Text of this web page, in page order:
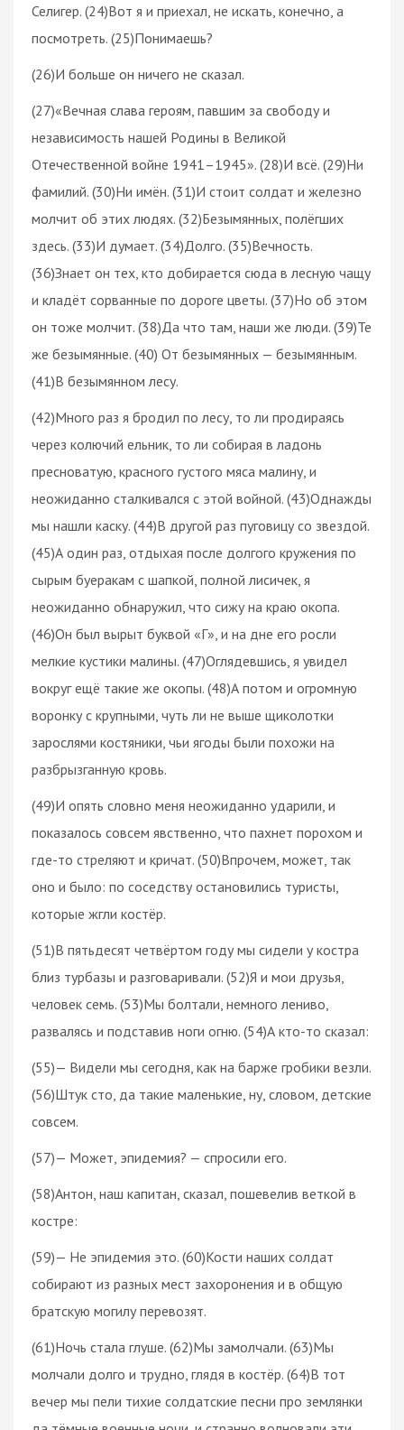
Селигер. (24)Вот я и приехал, не искать, конечно, а
посмотреть. (25)Понимаешь?
(26)И больше он ничего не сказал.
(27)«Вечная слава героям, павшим за свободу и
независимость нашей Родины в Великой
Отечественной войне 1941–1945». (28)И всё. (29)Ни
фамилий. (30)Ни имён. (31)И стоит солдат и железно
молчит об этих людях. (32)Безымянных, полёгших
здесь. (33)И думает. (34)Долго. (35)Вечность.
(36)Знает он тех, кто добирается сюда в лесную чащу
и кладёт сорванные по дороге цветы. (37)Но об этом
он тоже молчит. (38)Да что там, наши же люди. (39)Те
же безымянные. (40) От безымянных — безымянным.
(41)В безымянном лесу.
(42)Много раз я бродил по лесу, то ли продираясь
через колючий ельник, то ли собирая в ладонь
пресноватую, красного густого мяса малину, и
неожиданно сталкивался с этой войной. (43)Однажды
мы нашли каску. (44)В другой раз пуговицу со звездой.
(45)А один раз, отдыхая после долгого кружения по
сырым буеракам с шапкой, полной лисичек, я
неожиданно обнаружил, что сижу на краю окопа.
(46)Он был вырыт буквой «Г», и на дне его росли
мелкие кустики малины. (47)Оглядевшись, я увидел
вокруг ещё такие же окопы. (48)А потом и огромную
воронку с крупными, чуть ли не выше щиколотки
зарослями костяники, чьи ягоды были похожи на
разбрызганную кровь.
(49)И опять словно меня неожиданно ударили, и
показалось совсем явственно, что пахнет порохом и
где-то стреляют и кричат. (50)Впрочем, может, так
оно и было: по соседству остановились туристы,
которые жгли костёр.
(51)В пятьдесят четвёртом году мы сидели у костра
близ турбазы и разговаривали. (52)Я и мои друзья,
человек семь. (53)Мы болтали, немного лениво,
развалясь и подставив ноги огню. (54)А кто-то сказал:
(55)— Видели мы сегодня, как на барже гробики везли.
(56)Штук сто, да такие маленькие, ну, словом, детские
совсем.
(57)— Может, эпидемия? — спросили его.
(58)Антон, наш капитан, сказал, пошевелив веткой в
костре:
(59)— Не эпидемия это. (60)Кости наших солдат
собирают из разных мест захоронения и в общую
братскую могилу перевозят.
(61)Ночь стала глуше. (62)Мы замолчали. (63)Мы
молчали долго и трудно, глядя в костёр. (64)В тот
вечер мы пели тихие солдатские песни про землянки